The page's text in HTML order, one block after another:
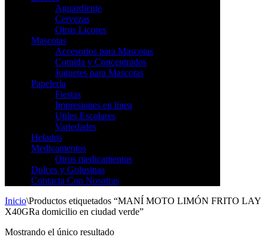
Aguardiente
Cervezas
Otros Licores
Mascotas
Accesorios para Mascotas
Comida y Concentrados
Juguetes para Mascotas
Papelería
Fiestas
Impresiones en linea
Utiles Escolares
Variedades
Helados
Medicamentos
Otros medicamentos
Dulces y Golosinas
Contacta Con Nosotras
Inicio\Productos etiquetados “MANÍ MOTO LIMÓN FRITO LAY
X40GRa domicilio en ciudad verde”
Mostrando el único resultado